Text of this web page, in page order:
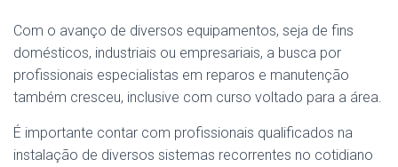
Com o avanço de diversos equipamentos, seja de fins
domésticos, industriais ou empresariais, a busca por
profissionais especialistas em reparos e manutenção
também cresceu, inclusive com curso voltado para a área.
É importante contar com profissionais qualificados na
instalação de diversos sistemas recorrentes no cotidiano